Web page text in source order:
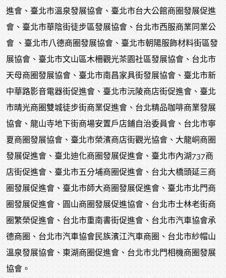
進會、臺北市溫泉發展協會、臺北市台大公館商圈發展促進
會、臺北市華陰街徒步區發展協會、台北市西服商業同業公
會 、臺北市八德商圈發展協會、臺北市朝陽服飾材料街區發
展協會、臺北市文山區木柵觀光茶園社區發展協會、台北市
天母商圈發展協會、臺北市南昌家具街發展協會、臺北市新
中華路影音電器街促進會、臺北市沅陵商店街促進會、臺北
市晴光商圈雙城徒步街商業促進會、台北精品咖啡商業發展
協會、龍山寺地下街商場安置戶店鋪自治委員會、台北市寧
夏商圈發展協會、臺北市榮濱商店街觀光協會、大龍峒商圈
發展促進會、臺北迪化商圈發展促進會、臺北市內湖737商
店街促進會、臺北市五分埔商圈促進會、台北大橋頭延三商
圈發展促進會、臺北市師大商圈發展促進會、臺北市北門商
圈發展促進會、圓山商圈發展促進協會、台北市士林老街商
圈繁榮促進會、台北市重南書街促進會、台北市汽車協會承
德商圈、台北市汽車協會民族濱江汽車商圈、台北市紗帽山
溫泉發展協會、東湖商圈促進會、台北市北門相機商圈發展
協會。